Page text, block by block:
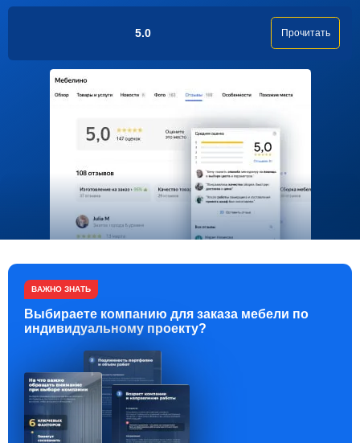
5.0 Прочитать
ВАЖНО ЗНАТЬ
Выбираете компанию для заказа мебели по
индивидуальному проекту?